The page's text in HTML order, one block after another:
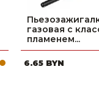
газовая с
пламенем...
6.65 BYN